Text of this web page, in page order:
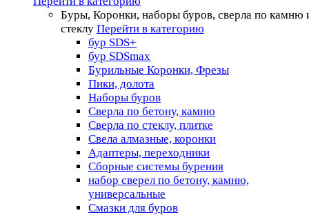
Буры, Коронки, наборы буров, сверла по камню
стеклу Перейти в категорию
бур SDS+
бур SDSmax
Бурильные Коронки, Фрезы
Пики, долота
Наборы буров
Сверла по бетону, камню
Сверла по стеклу, плитке
Свела алмазные, коронки
Адаптеры, переходники
Сборные системы бурения
набор сверел по бетону, камню,
универсальные
Смазки для буров